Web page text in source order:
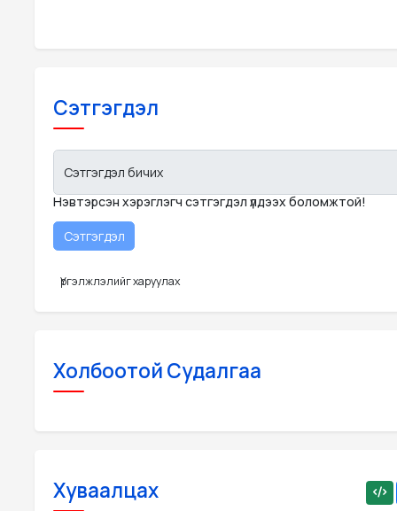
Сэтгэгдэл
Сэтгэгдэл бичих
Нэвтэрсэн хэрэглэгч сэтгэгдэл үлдээх боломжтой!
Үргэлжлэлийг харуулах
Холбоотой Судалгаа
Хуваалцах